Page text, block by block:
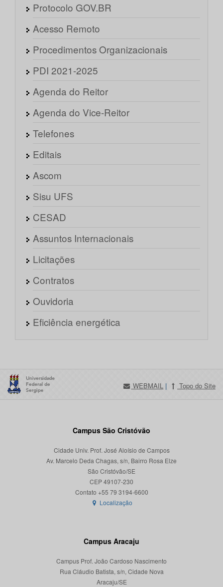
Protocolo GOV.BR
Acesso Remoto
Procedimentos Organizacionais
PDI 2021-2025
Agenda do Reitor
Agenda do Vice-Reitor
Telefones
Editais
Ascom
Sisu UFS
CESAD
Assuntos Internacionais
Licitações
Contratos
Ouvidoria
Eficiência energética
WEBMAIL | Topo do Site
Campus São Cristóvão
Cidade Univ. Prof. José Aloísio de Campos
Av. Marcelo Deda Chagas, s/n, Bairro Rosa Elze
São Cristóvão/SE
CEP 49107-230
Localização
Campus Aracaju
Campus Prof. João Cardoso Nascimento
Rua Cláudio Batista, s/n, Cidade Nova
Aracaju/SE